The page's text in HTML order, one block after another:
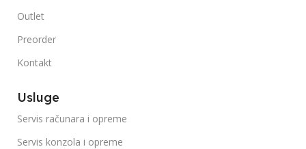
Outlet
Preorder
Kontakt
Usluge
Servis računara i opreme
Servis konzola i opreme